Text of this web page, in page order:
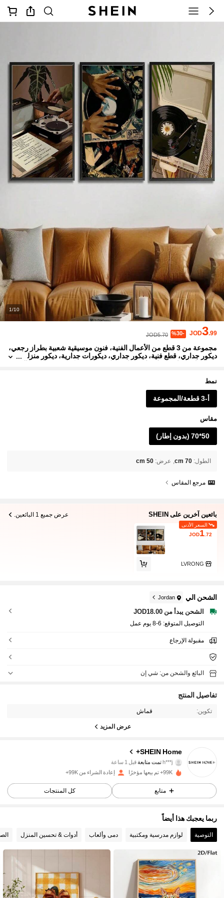
1/10
JOD3.99
%30-
JOD5.70
مجموعة من 3 قطع من الأعمال الفنية، فنون موسيقية شعبية بطراز رجعي،
ديكور جداري، قطع فنية، ديكور جداري، ديكورات جدارية، ديكور منزل
نمط
أ-3 قطعة/المجموعة
مقاس
50*70 (بدون إطار)
الطول:
70 cm عرض:
50 cm
مرجع المقاس
بائعين آخرين على SHEIN عرض جميع 1 البائعين.
السعر الأدنى
JOD1 .72
LVRONG
الشحن الي Jordan
الشحن يبدأ من JOD18.00
التوصيل المتوقع: 6-8 يوم عمل
مقبولة الإرجاع
البائع والشحن من: شي إن
تفاصيل المنتج
تكوين: قماش
عرض المزيد
SHEIN Home+
4.92
41K متابعون
h***j تمت متابعةقبل 1 ساعة
4.92 41K متابعون
99K+ تم بيعها مؤخرًا إعادة الشراء من 99K+
متابع كل المنتجات
ربما يعجبك هذا أيضاً
التوصية لوازم مدرسية ومكتبية دمى وألعاب أدوات & تحسين المنزل